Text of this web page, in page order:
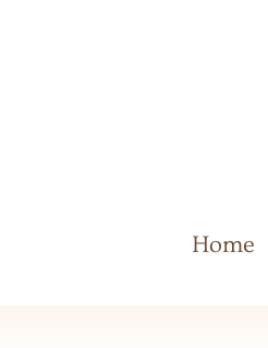
Home